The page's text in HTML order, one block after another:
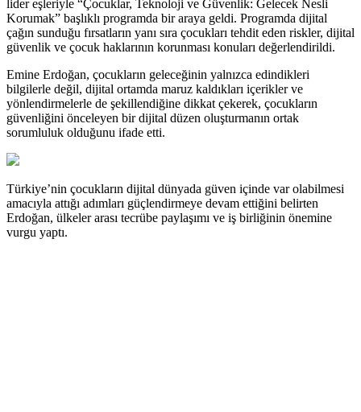
lider eşleriyle “Çocuklar, Teknoloji ve Güvenlik: Gelecek Nesli
Korumak” başlıklı programda bir araya geldi. Programda dijital
çağın sunduğu fırsatların yanı sıra çocukları tehdit eden riskler, dijital
güvenlik ve çocuk haklarının korunması konuları değerlendirildi.
Emine Erdoğan, çocukların geleceğinin yalnızca edindikleri
bilgilerle değil, dijital ortamda maruz kaldıkları içerikler ve
yönlendirmelerle de şekillendiğine dikkat çekerek, çocukların
güvenliğini önceleyen bir dijital düzen oluşturmanın ortak
sorumluluk olduğunu ifade etti.
Türkiye’nin çocukların dijital dünyada güven içinde var olabilmesi
amacıyla attığı adımları güçlendirmeye devam ettiğini belirten
Erdoğan, ülkeler arası tecrübe paylaşımı ve iş birliğinin önemine
vurgu yaptı.